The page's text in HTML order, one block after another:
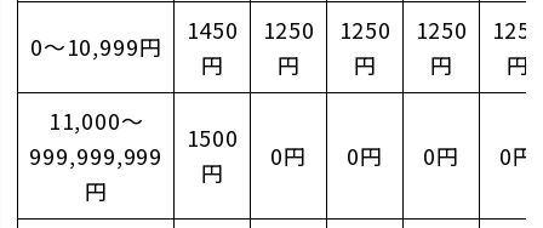
0～10,999円
1450
円
1250
円
1250
円
1250
円
円
11,000～
999,999,999
円
1500
円
0円 0円 0円 0円